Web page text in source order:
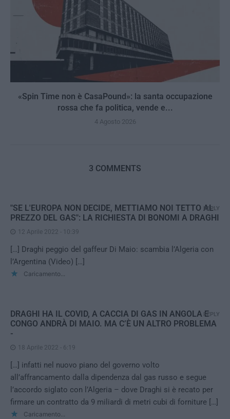
«Spin Time non è CasaPound»: la santa occupazione
rossa che fa politica, vende e...
4 Agosto 2026
3 COMMENTS
"SE L'EUROPA NON DECIDE, METTIAMO NOI TETTO AL
PREZZO DEL GAS": LA RICHIESTA DI BONOMI A DRAGHI
12 Aprile 2022 - 10:39
[…] Draghi peggio del gaffeur Di Maio: scambia l’Algeria con
l’Argentina (Video) […]
Caricamento...
REPLY
DRAGHI HA IL COVID, A CACCIA DI GAS IN ANGOLA E
CONGO ANDRÀ DI MAIO. MA C’È UN ALTRO PROBLEMA
-
18 Aprile 2022 - 6:19
[…] infatti nel nuovo piano del governo volto
all’affrancamento dalla dipendenza dal gas russo e segue
l’accordo siglato con l’Algeria – dove Draghi si è recato per
firmare un contratto da 9 miliardi di metri cubi di forniture […]
Caricamento...
REPLY